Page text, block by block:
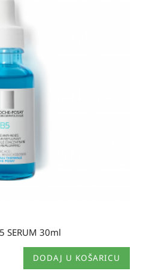
SERUM 30ml
DODAJ U KOŠARICU